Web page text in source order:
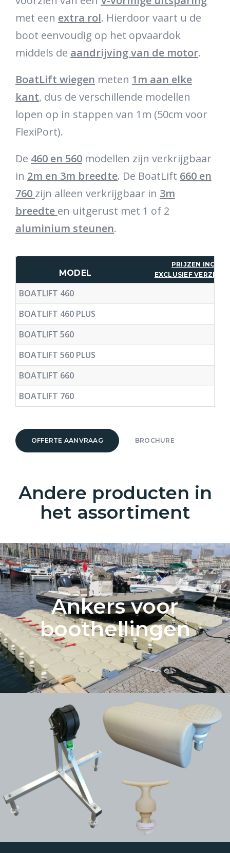
met een extra rol. Hierdoor vaart u de
boot eenvoudig op het opvaardok
middels de aandrijving van de motor.
BoatLift wiegen meten 1m aan elke
kant, dus de verschillende modellen
lopen op in stappen van 1m (50cm voor
FlexiPort).
De 460 en 560 modellen zijn verkrijgbaar
in 2m en 3m breedte. De BoatLift 660 en
760 zijn alleen verkrijgbaar in 3m
breedte en uitgerust met 1 of 2
aluminium steunen.
MODEL
PRIJZEN INCL.
EXCLUSIEF
BOATLIFT 460
BOATLIFT 460 PLUS
BOATLIFT 560
BOATLIFT 560 PLUS
BOATLIFT 660
BOATLIFT 760
OFFERTE AANVRAAG BROCHURE
Andere producten in
het assortiment
Ankers voor
boothellingen